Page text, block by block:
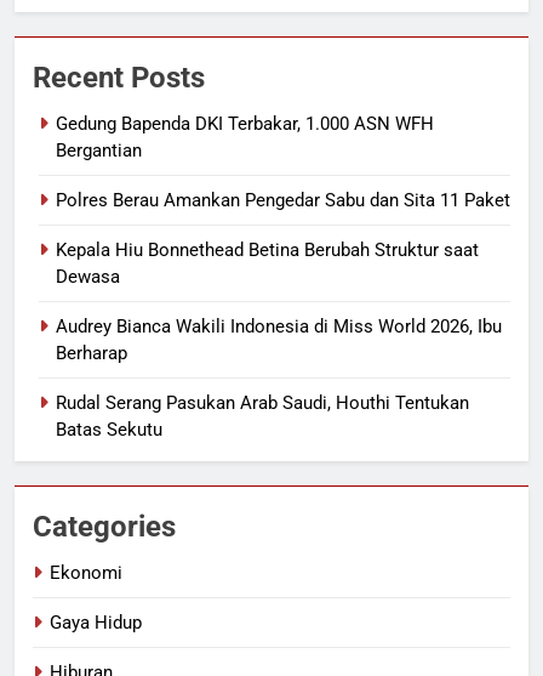
Recent Posts
Gedung Bapenda DKI Terbakar, 1.000 ASN WFH
Bergantian
Polres Berau Amankan Pengedar Sabu dan Sita 11 Paket
Kepala Hiu Bonnethead Betina Berubah Struktur saat
Dewasa
Audrey Bianca Wakili Indonesia di Miss World 2026, Ibu
Berharap
Rudal Serang Pasukan Arab Saudi, Houthi Tentukan
Batas Sekutu
Categories
Ekonomi
Gaya Hidup